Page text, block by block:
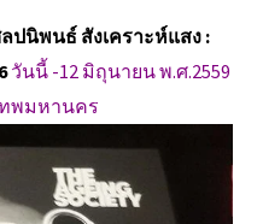
ปนิพนธ์ สังเคราะห์แสง :
วันนี้ -12 มิถุนายน พ.ศ.2559
พมหานคร